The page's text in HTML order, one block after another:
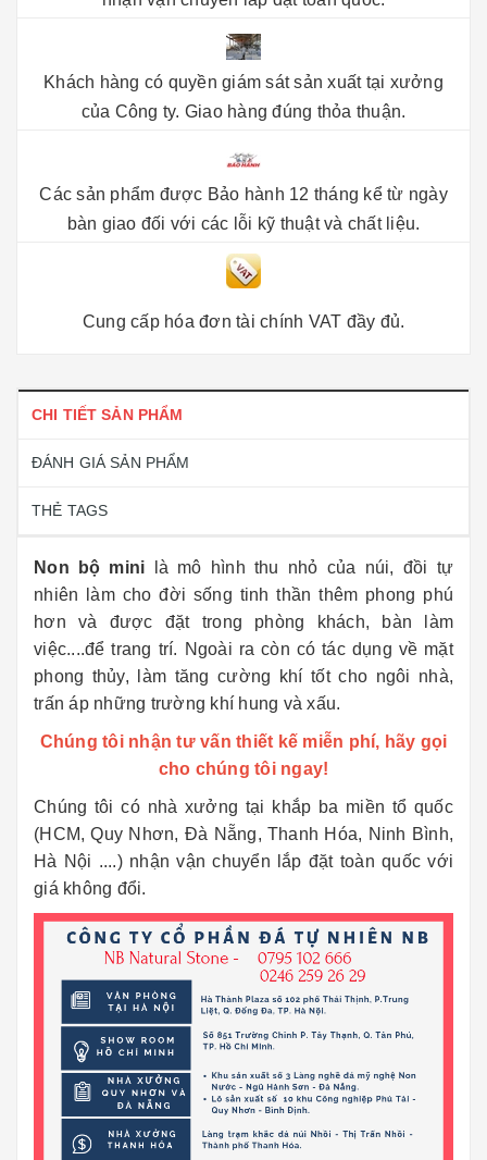
Khách hàng có quyền giám sát sản xuất tại xưởng
của Công ty. Giao hàng đúng thỏa thuận.
Các sản phẩm được Bảo hành 12 tháng kể từ ngày
bàn giao đối với các lỗi kỹ thuật và chất liệu.
Cung cấp hóa đơn tài chính VAT đầy đủ.
CHI TIẾT SẢN PHẨM
ĐÁNH GIÁ SẢN PHẨM
THẺ TAGS
Non bộ mini là mô hình thu nhỏ của núi, đồi tự
nhiên làm cho đời sống tinh thần thêm phong phú
hơn và được đặt trong phòng khách, bàn làm
việc....để trang trí. Ngoài ra còn có tác dụng về mặt
phong thủy, làm tăng cường khí tốt cho ngôi nhà,
trấn áp những trường khí hung và xấu.
Chúng tôi nhận tư vấn thiết kế miễn phí, hãy gọi
cho chúng tôi ngay!
Chúng tôi có nhà xưởng tại khắp ba miền tổ quốc
(HCM, Quy Nhơn, Đà Nẵng, Thanh Hóa, Ninh Bình,
Hà Nội ....) nhận vận chuyển lắp đặt toàn quốc với
giá không đổi.